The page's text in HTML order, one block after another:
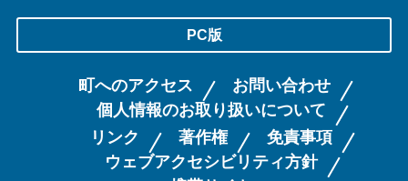
PC版
町へのアクセス
お問い合わせ
個人情報のお取り扱いについて
リンク
著作権
免責事項
ウェブアクセシビリティ方針